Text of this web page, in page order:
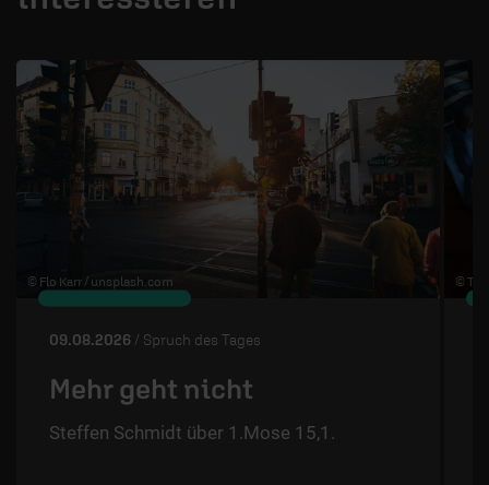
© Flo Karr / unsplash.com
09.08.2026 / Spruch des Tages
Mehr geht nicht
Steffen Schmidt über 1.Mose 15,1.
©